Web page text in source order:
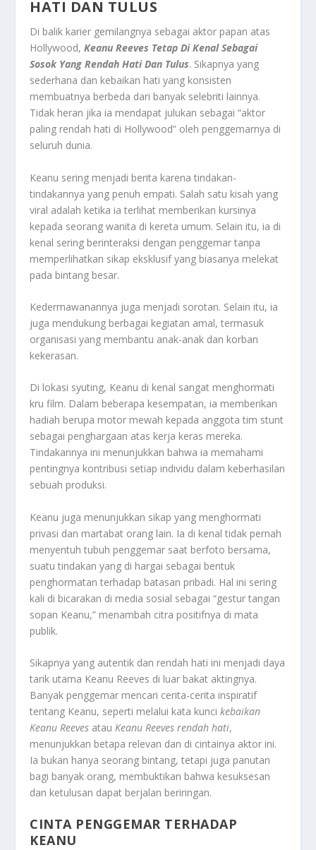
HATI DAN TULUS
Di balik karier gemilangnya sebagai aktor papan atas
Hollywood,Keanu Reeves Tetap Di Kenal Sebagai
Sosok Yang Rendah Hati Dan Tulus. Sikapnya yang
sederhana dan kebaikan hati yang konsisten
membuatnya berbeda dari banyak selebriti lainnya.
Tidak heran jika ia mendapat julukan sebagai “aktor
paling rendah hati di Hollywood” oleh penggemarnya di
seluruh dunia.
Keanu sering menjadi berita karena tindakan-
tindakannya yang penuh empati. Salah satu kisah yang
viral adalah ketika ia terlihat memberikan kursinya
kepada seorang wanita di kereta umum. Selain itu, ia di
kenal sering berinteraksi dengan penggemar tanpa
memperlihatkan sikap eksklusif yang biasanya melekat
pada bintang besar.
Kedermawanannya juga menjadi sorotan. Selain itu, ia
juga mendukung berbagai kegiatan amal, termasuk
organisasi yang membantu anak-anak dan korban
kekerasan.
Di lokasi syuting, Keanu di kenal sangat menghormati
kru film. Dalam beberapa kesempatan, ia memberikan
hadiah berupa motor mewah kepada anggota tim stunt
sebagai penghargaan atas kerja keras mereka.
Tindakannya ini menunjukkan bahwa ia memahami
pentingnya kontribusi setiap individu dalam keberhasilan
sebuah produksi.
Keanu juga menunjukkan sikap yang menghormati
privasi dan martabat orang lain. Ia di kenal tidak pernah
menyentuh tubuh penggemar saat berfoto bersama,
suatu tindakan yang di hargai sebagai bentuk
penghormatan terhadap batasan pribadi. Hal ini sering
kali di bicarakan di media sosial sebagai “gestur tangan
sopan Keanu,” menambah citra positifnya di mata
publik.
Sikapnya yang autentik dan rendah hati ini menjadi daya
tarik utama Keanu Reeves di luar bakat aktingnya.
Banyak penggemar mencari cerita-cerita inspiratif
tentang Keanu, seperti melalui kata kuncikebaikan
Keanu Reeves atauKeanu Reeves rendah hati,
menunjukkan betapa relevan dan di cintainya aktor ini.
Ia bukan hanya seorang bintang, tetapi juga panutan
bagi banyak orang, membuktikan bahwa kesuksesan
dan ketulusan dapat berjalan beriringan.
CINTA PENGGEMAR TERHADAP
KEANU